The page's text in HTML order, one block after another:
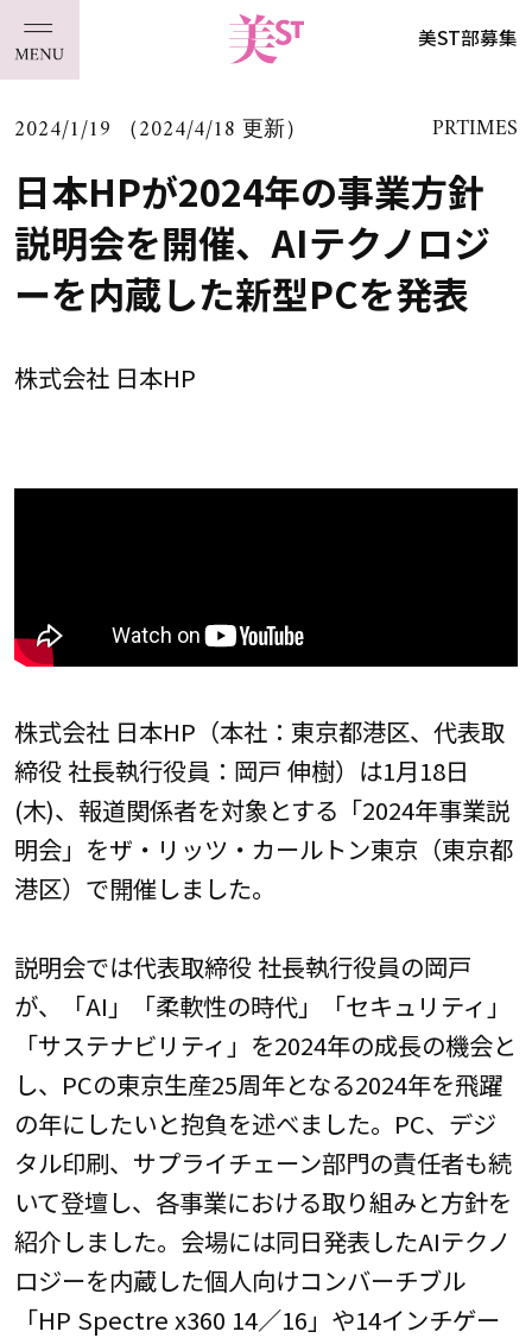
美ST部募集
2024/1/19 （2024/4/18 更新） PRTIMES
日本HPが2024年の事業方針
説明会を開催、AIテクノロジ
ーを内蔵した新型PCを発表
株式会社 日本HP
株式会社 日本HP（本社：東京都港区、代表取
締役 社長執行役員：岡戸 伸樹）は1月18日
(木)、報道関係者を対象とする「2024年事業説
明会」をザ・リッツ・カールトン東京（東京都
港区）で開催しました。
説明会では代表取締役 社長執行役員の岡戸
が、「AI」「柔軟性の時代」「セキュリティ」
「サステナビリティ」を2024年の成長の機会と
し、PCの東京生産25周年となる2024年を飛躍
の年にしたいと抱負を述べました。PC、デジ
タル印刷、サプライチェーン部門の責任者も続
いて登壇し、各事業における取り組みと方針を
紹介しました。会場には同日発表したAIテクノ
ロジーを内蔵した個人向けコンバーチブル
「HP Spectre x360 14／16」や14インチゲー